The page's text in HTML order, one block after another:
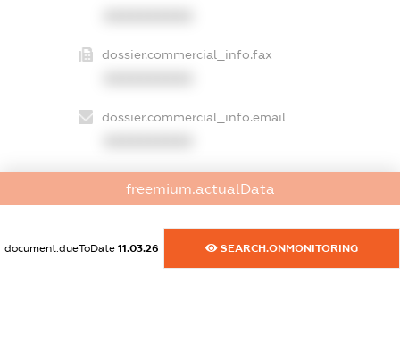
dossier.commercial_info.fax
dossier.commercial_info.email
XXXXXXXXXX
dossier.commercial_info.activity
XXXXXXXXXX
freemium.actualData
document.dueToDate 11.03.26 SEARCH.ONMONITORING